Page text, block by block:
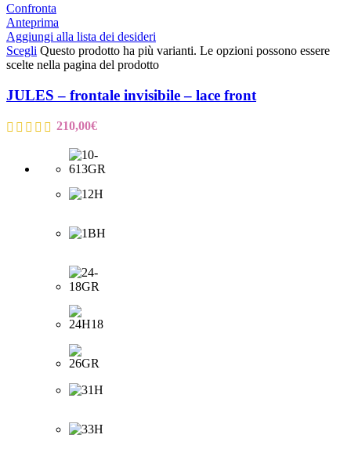
Confronta
Anteprima
Aggiungi alla lista dei desideri
Scegli Questo prodotto ha più varianti. Le opzioni possono essere
scelte nella pagina del prodotto
JULES – frontale invisibile – lace front
210,00€